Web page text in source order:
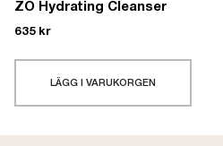
ZO Hydrating Cleanser
635 kr
LÄGG I VARUKORGEN